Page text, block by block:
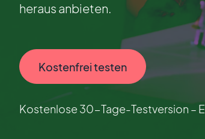
heraus anbieten.
Kostenfrei testen
Kostenlose 30-Tage-Testversion –